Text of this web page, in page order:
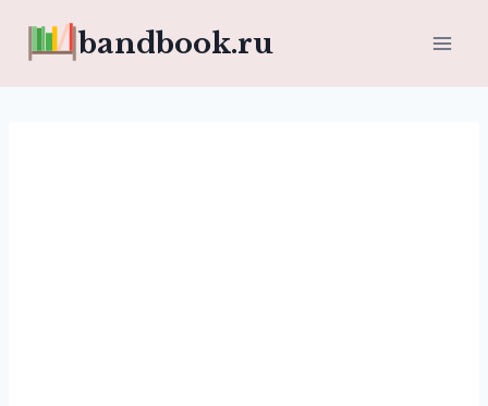
bandbook.ru